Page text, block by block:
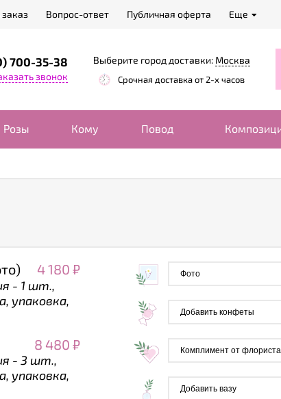
Вопрос-ответ Публичная оферта Еще
700-35-38
звонок
Выберите город доставки: Москва
Срочная доставка от 2-х часов
Розы Кому Повод
4 180 ₽
- 1 шт.,
упаковка,
8 480 ₽
- 3 шт.,
упаковка,